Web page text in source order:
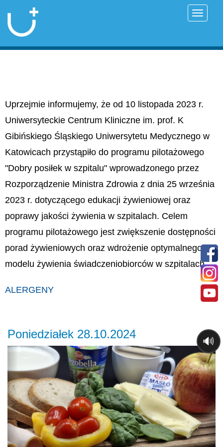
Uprzejmie informujemy, że od 10 listopada 2023 r.
Uniwersyteckie Centrum Kliniczne im. prof. K
Gibińskiego Śląskiego Uniwersytetu Medycznego w
Katowicach przystąpiło do programu pilotażowego
"Dobry posiłek w szpitalu" wprowadzonego przez
Rozporządzenie Ministra Zdrowia z dnia 25 września
2023 r. dotyczącego edukacji żywieniowej oraz
poprawy jakości żywienia w szpitalach. Celem
programu pilotażowego jest zwiększenie dostępności
porad żywieniowych oraz wdrożenie optymalnego
modelu żywienia świadczeniobiorców w szpitalach.
ALERGENY
Poniedziałek 28.10.2024
Previous
🔊